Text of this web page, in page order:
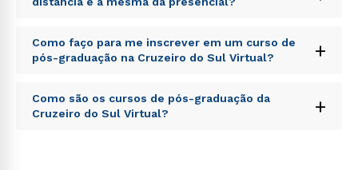
Sed ut perspiciatis unde omnis iste natus error sit
voluptatem accusantium doloremque laudantium,
totam rem aperiam, eaque ipsa quae ab illo inventore
explicabo. Nemo enim ipsam voluptatem quia
voluptas sit aspernatur aut odit aut fugit, sed quia
Como faço para me inscrever em um curso de
pós-graduação na Cruzeiro do Sul Virtual?
+
Sed ut perspiciatis unde omnis iste natus error sit
voluptatem accusantium doloremque laudantium,
Como são os cursos de pós-graduação da
Cruzeiro do Sul Virtual?
+